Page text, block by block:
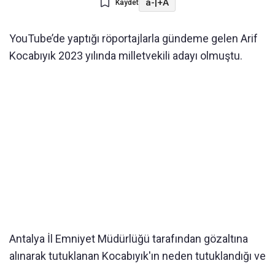
Kaydet a-|+A
YouTube’de yaptığı röportajlarla gündeme gelen Arif
Kocabıyık 2023 yılında milletvekili adayı olmuştu.
Antalya İl Emniyet Müdürlüğü tarafından gözaltına
alınarak tutuklanan Kocabıyık'ın neden tutuklandığı ve